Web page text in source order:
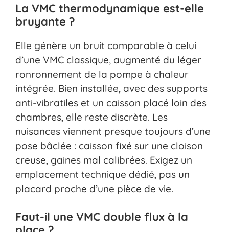
La VMC thermodynamique est-elle
bruyante ?
Elle génère un bruit comparable à celui
d’une VMC classique, augmenté du léger
ronronnement de la pompe à chaleur
intégrée. Bien installée, avec des supports
anti-vibratiles et un caisson placé loin des
chambres, elle reste discrète. Les
nuisances viennent presque toujours d’une
pose bâclée : caisson fixé sur une cloison
creuse, gaines mal calibrées. Exigez un
emplacement technique dédié, pas un
placard proche d’une pièce de vie.
Faut-il une VMC double flux à la